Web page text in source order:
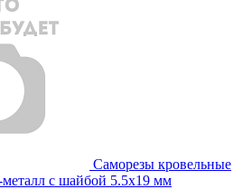
Саморезы кровельные
металл с шайбой 5.5х19 мм